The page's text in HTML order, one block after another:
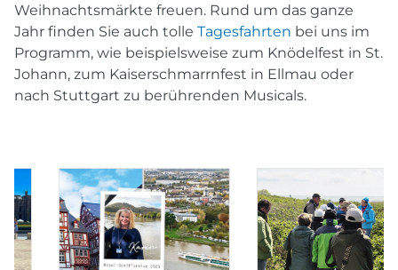
Weihnachtsmärkte freuen. Rund um das ganze
Jahr finden Sie auch tolle Tagesfahrten bei uns im
Programm, wie beispielsweise zum Knödelfest in St.
Johann, zum Kaiserschmarrnfest in Ellmau oder
nach Stuttgart zu berührenden Musicals.